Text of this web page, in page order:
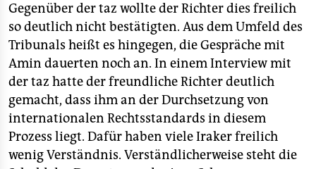
Gegenüber der taz wollte der Richter dies freilich
so deutlich nicht bestätigten. Aus dem Umfeld des
Tribunals heißt es hingegen, die Gespräche mit
Amin dauerten noch an. In einem Interview mit
der taz hatte der freundliche Richter deutlich
gemacht, dass ihm an der Durchsetzung von
internationalen Rechtsstandards in diesem
Prozess liegt. Dafür haben viele Iraker freilich
wenig Verständnis. Verständlicherweise steht die